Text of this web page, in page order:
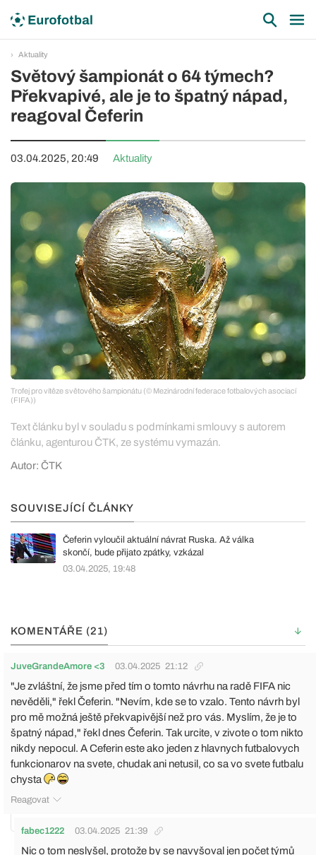
Aktuality
Světový šampionát o 64 týmech?
Překvapivé, ale je to špatný nápad,
reagoval Čeferin
03.04.2025, 20:49 Aktuality
Trofej pro vítěze světového šampionátu (© Mezinárodní federace fotbalových asociací
(FIFA))
Text článku byl v souladu s podmínkami smlouvy s autorem
článku, agenturou ČTK, ze systému vymazán.
Autor: ČTK
SOUVISEJÍCÍ ČLÁNKY
Čeferin vyloučil aktuální návrat Ruska. Až válka
skončí, bude přijato zpátky, vzkázal
03.04.2025, 19:48
KOMENTÁŘE (21)
JuveGrandeAmore <3 03.04.2025 21:12
"Je zvláštní, že jsme před tím o tomto návrhu na radě FIFA nic
nevěděli," řekl Čeferin. "Nevím, kde se to vzalo. Tento návrh byl
pro mě možná ještě překvapivější než pro vás. Myslím, že je to
špatný nápad," řekl dnes Čeferin. Tak urcite, v zivote o tom nikto
nikdy nepocul. A Ceferin este ako jeden z hlavnych futbalovych
funkcionarov na svete, chudak ani netusil, co sa vo svete futbalu
chysta
Reagovat
fabec1222 03.04.2025 21:39
Nic o tom neslyšel, protože by se navyšoval jen počet týmů